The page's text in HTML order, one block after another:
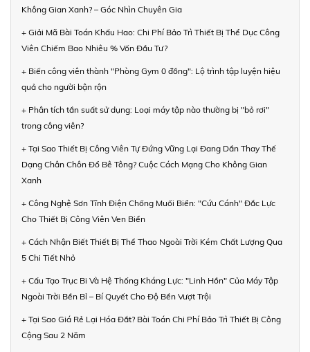
Không Gian Xanh? – Góc Nhìn Chuyên Gia
+ Giải Mã Bài Toán Khấu Hao: Chi Phí Bảo Trì Thiết Bị Thể Dục Công
Viên Chiếm Bao Nhiêu % Vốn Đầu Tư?
+ Biến công viên thành "Phòng Gym 0 đồng": Lộ trình tập luyện hiệu
quả cho người bận rộn
+ Phân tích tần suất sử dụng: Loại máy tập nào thường bị "bỏ rơi"
trong công viên?
+ Tại Sao Thiết Bị Công Viên Tự Đứng Vững Lại Đang Dần Thay Thế
Dạng Chân Chôn Đổ Bê Tông? Cuộc Cách Mạng Cho Không Gian
Xanh
+ Công Nghệ Sơn Tĩnh Điện Chống Muối Biển: "Cứu Cánh" Đắc Lực
Cho Thiết Bị Công Viên Ven Biển
+ Cách Nhận Biết Thiết Bị Thể Thao Ngoài Trời Kém Chất Lượng Qua
5 Chi Tiết Nhỏ
+ Cấu Tạo Trục Bi Và Hệ Thống Kháng Lực: "Linh Hồn" Của Máy Tập
Ngoài Trời Bền Bỉ – Bí Quyết Cho Độ Bền Vượt Trội
+ Tại Sao Giá Rẻ Lại Hóa Đắt? Bài Toán Chi Phí Bảo Trì Thiết Bị Công
Cộng Sau 2 Năm